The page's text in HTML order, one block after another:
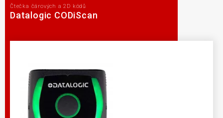
Čtečka čárových a 2D kódů
Datalogic CODiScan